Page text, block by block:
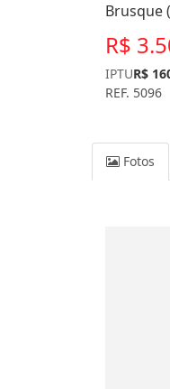
Brusque
R$
IPTUR$
REF. 5096
Fotos